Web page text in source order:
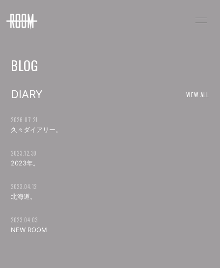
SCHEDULE
VIDEO
MOVIE
RACT STORE
会員登録
BLOG
DIARY VIEW ALL
2026.07.21
久々ダイアリー。
2023.12.30
2023年。
2023.04.12
北海道。
2023.04.03
NEW ROOM